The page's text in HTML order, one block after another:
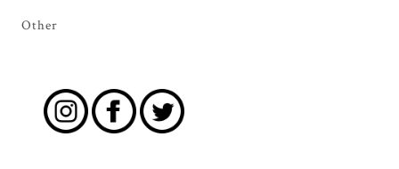
Other